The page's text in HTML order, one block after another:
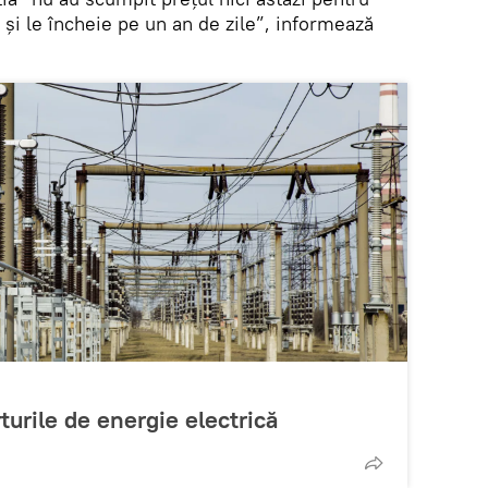
le încheie pe un an de zile”, informează
de energie electrică